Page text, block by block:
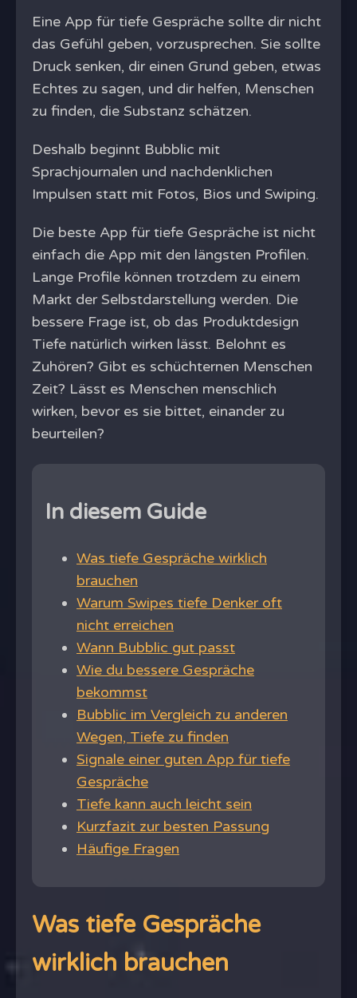
Eine App für tiefe Gespräche sollte dir nicht
das Gefühl geben, vorzusprechen. Sie sollte
Druck senken, dir einen Grund geben, etwas
Echtes zu sagen, und dir helfen, Menschen
zu finden, die Substanz schätzen.
Deshalb beginnt Bubblic mit
Sprachjournalen und nachdenklichen
Impulsen statt mit Fotos, Bios und Swiping.
Die beste App für tiefe Gespräche ist nicht
einfach die App mit den längsten Profilen.
Lange Profile können trotzdem zu einem
Markt der Selbstdarstellung werden. Die
bessere Frage ist, ob das Produktdesign
Tiefe natürlich wirken lässt. Belohnt es
Zuhören? Gibt es schüchternen Menschen
Zeit? Lässt es Menschen menschlich
wirken, bevor es sie bittet, einander zu
beurteilen?
In diesem Guide
Was tiefe Gespräche wirklich
brauchen
Warum Swipes tiefe Denker oft
nicht erreichen
Wann Bubblic gut passt
Wie du bessere Gespräche
bekommst
Bubblic im Vergleich zu anderen
Wegen, Tiefe zu finden
Signale einer guten App für tiefe
Gespräche
Tiefe kann auch leicht sein
Kurzfazit zur besten Passung
Häufige Fragen
Was tiefe Gespräche
wirklich brauchen